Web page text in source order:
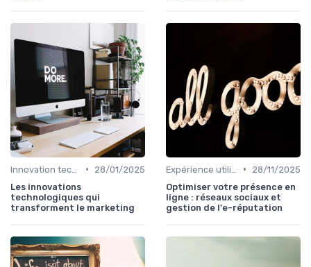
•
28/01/2025
Les innovations
technologiques qui
transforment le marketing
•
28/11/2025
Optimiser votre présence en
ligne : réseaux sociaux et
gestion de l'e-réputation